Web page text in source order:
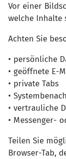
Vor einer
welche Inhalte
Achten Sie
• persönliche
• geöffnete E-
• private Tabs
•
• vertrauliche
• Messenger-
Teilen Sie
Browser-Tab,